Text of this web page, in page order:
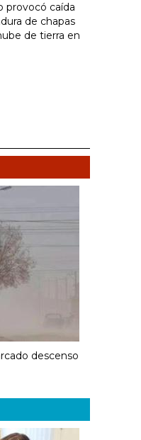
provocó caída
de chapas
de tierra en
descenso